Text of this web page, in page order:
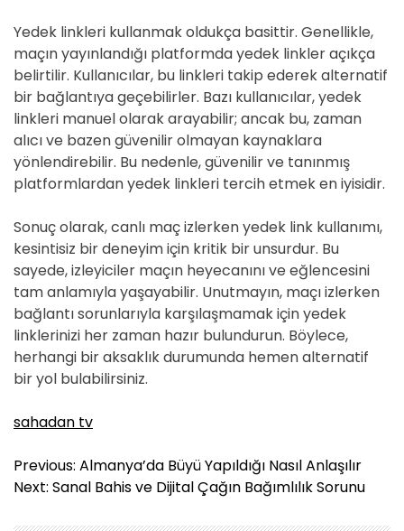
Yedek linkleri kullanmak oldukça basittir. Genellikle,
maçın yayınlandığı platformda yedek linkler açıkça
belirtilir. Kullanıcılar, bu linkleri takip ederek alternatif
bir bağlantıya geçebilirler. Bazı kullanıcılar, yedek
linkleri manuel olarak arayabilir; ancak bu, zaman
alıcı ve bazen güvenilir olmayan kaynaklara
yönlendirebilir. Bu nedenle, güvenilir ve tanınmış
platformlardan yedek linkleri tercih etmek en iyisidir.
Sonuç olarak, canlı maç izlerken yedek link kullanımı,
kesintisiz bir deneyim için kritik bir unsurdur. Bu
sayede, izleyiciler maçın heyecanını ve eğlencesini
tam anlamıyla yaşayabilir. Unutmayın, maçı izlerken
bağlantı sorunlarıyla karşılaşmamak için yedek
linklerinizi her zaman hazır bulundurun. Böylece,
herhangi bir aksaklık durumunda hemen alternatif
bir yol bulabilirsiniz.
sahadan tv
Y
a
Previous: Almanya’da Büyü Yapıldığı Nasıl Anlaşılır
Next: Sanal Bahis ve Dijital Çağın Bağımlılık Sorunu